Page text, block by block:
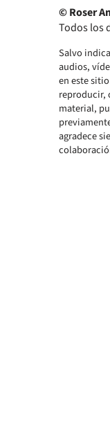
© Roser
Todos los
Salvo
audios,
en este
reproducir,
material,
agradece